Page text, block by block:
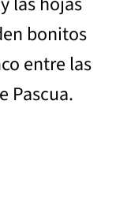
bonitos
entre las
Pascua.